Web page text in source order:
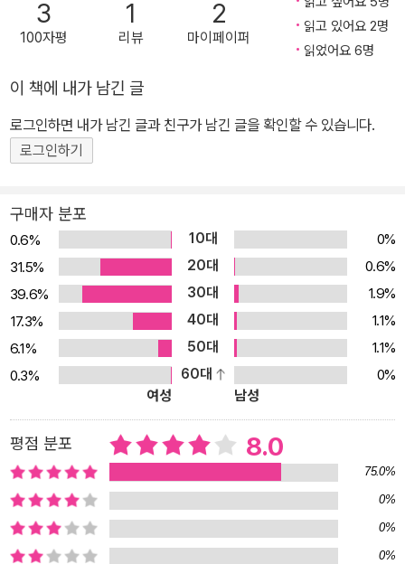
을 짧은 글과 일러스트로 전한다.
3
100자평
1
리뷰
2
마이페이퍼
읽고 있어요 2명
읽었어요 6명
이 책에 내가 남긴 글
로그인하면 내가 남긴 글과 친구가 남긴 글을 확인할 수 있습니다.
로그인하기
구매자 분포
0.6% 10대
0%
31.5%
20대
0.6%
39.6%
30대
1.9%
17.3%
40대
1.1%
6.1%
50대
1.1%
0.3%
60대
0%
여성
남성
평점 분포 8.0
75.0%
0%
0%
0%